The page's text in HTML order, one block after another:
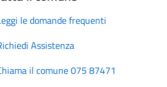
le domande frequenti
Assistenza
il comune 075 87471